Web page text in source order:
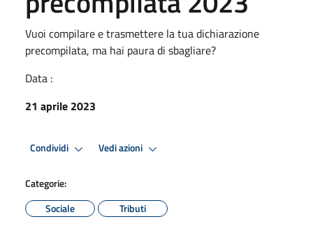
Vuoi compilare e trasmettere la tua dichiarazione
precompilata, ma hai paura di sbagliare?
Data :
21 aprile 2023
Condividi Vedi azioni
Categorie:
Sociale
Tributi